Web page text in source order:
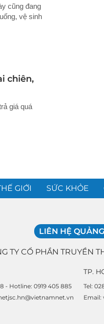
cũng đang
vệ sinh
chiên,
giá quá
GIỚI SỨC KHỎE
LIÊN HỆ
TY CỔ PHẦN TRUYỀN
- Hotline: 0919 405 885
TP.
Tel: